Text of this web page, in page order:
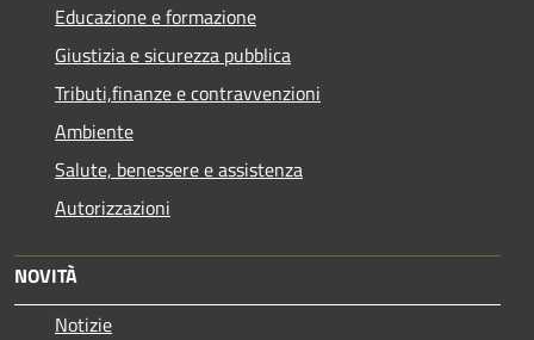
Educazione e formazione
Giustizia e sicurezza pubblica
Tributi,finanze e contravvenzioni
Ambiente
Salute, benessere e assistenza
Autorizzazioni
NOVITÀ
Notizie